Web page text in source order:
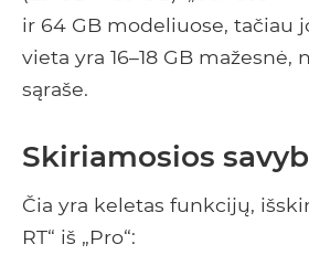
ir 64 GB modeliuose, tačiau
vieta yra 16–18 GB mažesnė,
sąraše.
Skiriamosios
Čia yra keletas funkcijų,
RT“ iš „Pro“: